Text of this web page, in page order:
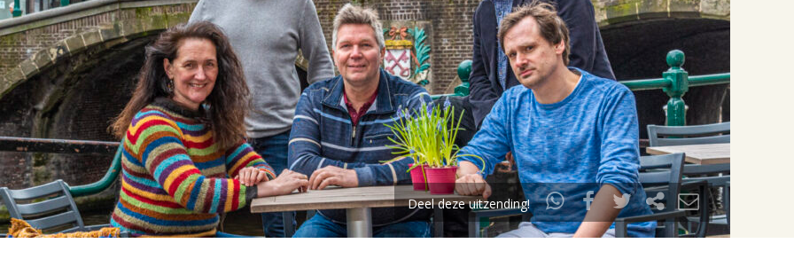
Deel deze uitzending!